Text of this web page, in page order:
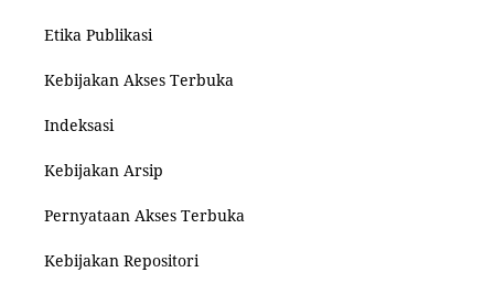
Etika Publikasi
Kebijakan Akses Terbuka
Indeksasi
Kebijakan Arsip
Pernyataan Akses Terbuka
Kebijakan Repositori